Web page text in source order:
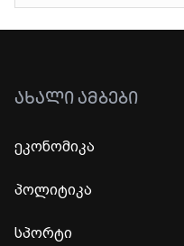
ᲐᲮᲐᲚᲘ ᲐᲛᲑᲔᲑᲘ
ეკონომიკა
პოლიტიკა
სპორტი